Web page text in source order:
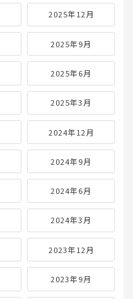
2025年12月
2025年9月
2025年6月
2025年3月
2024年12月
2024年9月
2024年6月
2024年3月
2023年12月
2023年9月